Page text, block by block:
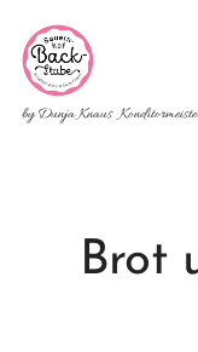
by Dunja Knaus
Brot